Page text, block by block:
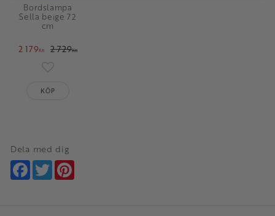
Bordslampa
Sella beige 72
cm
2 179KR 2 729KR
KÖP
Dela med dig
Facebook
Twitter